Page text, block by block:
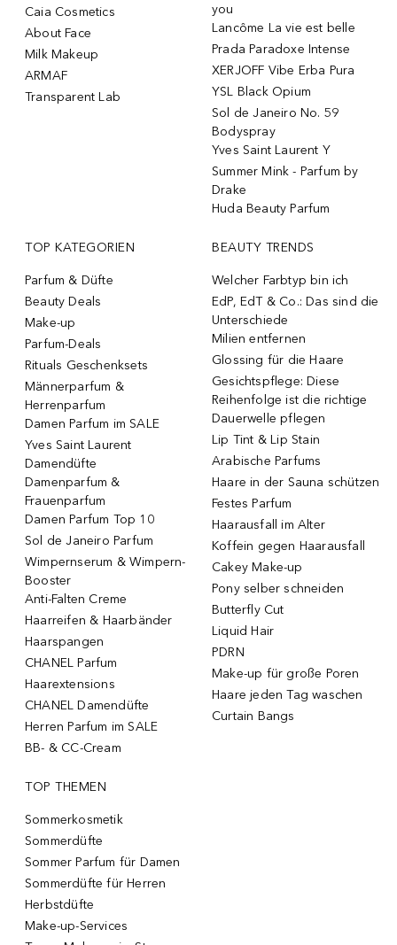
Caia Cosmetics
About Face
Milk Makeup
ARMAF
Transparent Lab
you
Lancôme La vie est belle
Prada Paradoxe Intense
XERJOFF Vibe Erba Pura
YSL Black Opium
Sol de Janeiro No. 59
Bodyspray
Yves Saint Laurent Y
Summer Mink - Parfum by
Drake
Huda Beauty Parfum
TOP KATEGORIEN
Parfum & Düfte
Beauty Deals
Make-up
Parfum-Deals
Rituals Geschenksets
Männerparfum &
Herrenparfum
Damen Parfum im SALE
Yves Saint Laurent
Damendüfte
Damenparfum &
Frauenparfum
Damen Parfum Top 10
Sol de Janeiro Parfum
Wimpernserum & Wimpern-
Booster
Anti-Falten Creme
Haarreifen & Haarbänder
Haarspangen
CHANEL Parfum
Haarextensions
CHANEL Damendüfte
Herren Parfum im SALE
BB- & CC-Cream
BEAUTY TRENDS
Welcher Farbtyp bin ich
EdP, EdT & Co.: Das sind die
Unterschiede
Milien entfernen
Glossing für die Haare
Gesichtspflege: Diese
Reihenfolge ist die richtige
Dauerwelle pflegen
Lip Tint & Lip Stain
Arabische Parfums
Haare in der Sauna schützen
Festes Parfum
Haarausfall im Alter
Koffein gegen Haarausfall
Cakey Make-up
Pony selber schneiden
Butterfly Cut
Liquid Hair
PDRN
Make-up für große Poren
Haare jeden Tag waschen
Curtain Bangs
TOP THEMEN
Sommerkosmetik
Sommerdüfte
Sommer Parfum für Damen
Sommerdüfte für Herren
Herbstdüfte
Make-up-Services